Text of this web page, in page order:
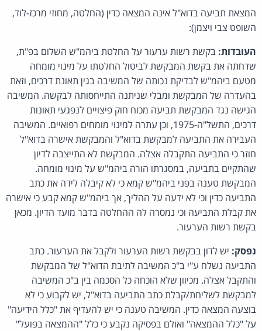
המצאת תביעה בדוא"ל אינה המצאה כדין (החלטה, מחוזי מרכז-לוד,
השופט צבי ויצמן):
העובדות: בקשת רשות ערעור על החלטת ביהמ"ש השלום בפ"ת,
שדחתה את בקשת המבקשת לביטול החלטתו על מינוי מומחה
מטעם ביהמ"ש לבדיקת נכותה של המשיבה בגין תאונת דרכים, וזאת
בהעדרה של המבקשת ומבלי שניתנה התייחסותה לבקשה. המשיבה
הגישה נגד המבקשת תביעה מכוח חוק פיצויים לנפגעי תאונות
דרכים, התשל"ה-1975, וכן עתרה למינוי מומחים רפואיים. המשיבה
העבירה את התביעה למבקשת בדוא"ל והמבקשת אישרה בדוא"ל
חוזר כי התביעה התקבלה אצלה. המבקשת לא התייצבה לדיון
שהתקיים בתביעה, במסגרתו הורה ביהמ"ש על מינוי מומחה.
המבקשת טענה בפני ביהמ"ש קמא כי לא קיבלה לידה את כתב
התביעה כדין וכי לא ידעה על ההליך, אך ביהמ"ש קמא קבע כי אישרה
את קבלת התביעה וכי נמסרה לה ההחלטה בדבר מועד הדיון. מכאן
בקשת רשות הערעור.
נפסק: יש לדון בבקשת רשות הערעור ולקבל את הערעור. כתב
התביעה נשלח ע"י ב"כ המשיבה לתיבת הדוא"ל של המבקשת
והתקבל אצלה. מכיוון שלא הוכחה כל הסכמה בין ב"כ המשיבה
למבקשת לשליחת/קבלת כתב התביעה בדוא"ל, יש לקבוע כי לא
בוצעה המצאה כדין. המשיבה טענה כי יש להעדיף את "כלל הידיעה"
על "כלל ההמצאה" ואולם בפסיקה נקבע כי כלל "ההמצאה בפועל"